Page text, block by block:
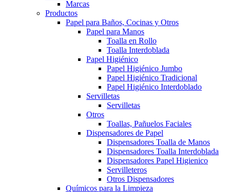
Marcas
Productos
Papel para Baños, Cocinas y Otros
Papel para Manos
Toalla en Rollo
Toalla Interdoblada
Papel Higiénico
Papel Higiénico Jumbo
Papel Higiénico Tradicional
Papel Higiénico Interdoblado
Servilletas
Servilletas
Otros
Toallas, Pañuelos Faciales
Dispensadores de Papel
Dispensadores Toalla de Manos
Dispensadores Toalla Interdoblada
Dispensadores Papel Higienico
Servilleteros
Otros Dispensadores
Químicos para la Limpieza